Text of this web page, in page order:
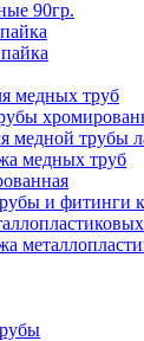
90гр.
медных труб
медной трубы
медных труб
и фитинги